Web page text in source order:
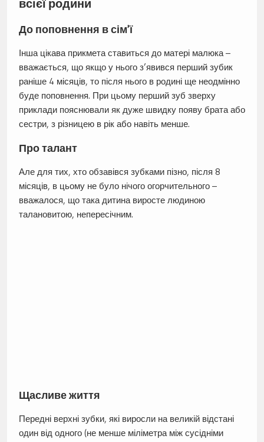
всієї родини
До поповнення в сім’ї
Інша цікава прикмета ставиться до матері малюка –
вважається, що якщо у нього з’явився перший зубик
раніше 4 місяців, то після нього в родині ще неодмінно
буде поповнення. При цьому перший зуб зверху
приклади пояснювали як дуже швидку появу брата або
сестри, з різницею в рік або навіть менше.
Про талант
Але для тих, хто обзавівся зубками пізно, після 8
місяців, в цьому не було нічого огорчительного –
вважалося, що така дитина виросте людиною
талановитою, непересічним.
Щасливе життя
Передні верхні зубки, які виросли на великій відстані
один від одного (не менше міліметра між сусідніми